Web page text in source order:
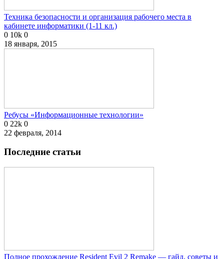
Техника безопасности и организация рабочего места в
кабинете информатики (1-11 кл.)
0 10k 0
18 января, 2015
Ребусы «Информационные технологии»
0 22k 0
22 февраля, 2014
Последние статьи
Полное прохождение Resident Evil 2 Remake — гайд, советы и